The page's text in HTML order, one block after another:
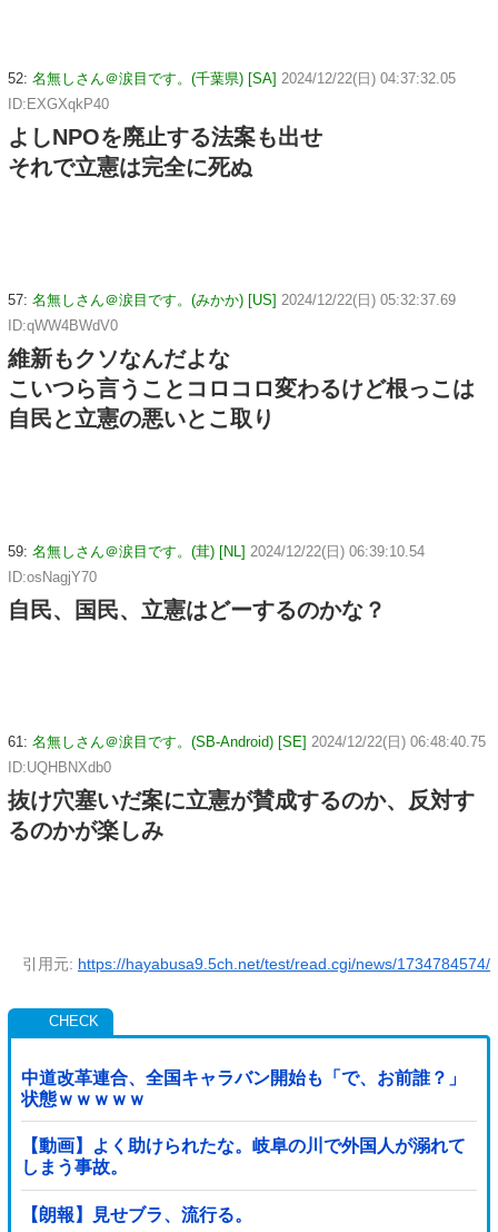
52: 名無しさん＠涙目です。(千葉県) [SA] 2024/12/22(日) 04:37:32.05
ID:EXGXqkP40
よしNPOを廃止する法案も出せ
それで立憲は完全に死ぬ
57: 名無しさん＠涙目です。(みかか) [US] 2024/12/22(日) 05:32:37.69
ID:qWW4BWdV0
維新もクソなんだよな
こいつら言うことコロコロ変わるけど根っこは
自民と立憲の悪いとこ取り
59: 名無しさん＠涙目です。(茸) [NL] 2024/12/22(日) 06:39:10.54
ID:osNagjY70
自民、国民、立憲はどーするのかな？
61: 名無しさん＠涙目です。(SB-Android) [SE] 2024/12/22(日) 06:48:40.75
ID:UQHBNXdb0
抜け穴塞いだ案に立憲が賛成するのか、反対す
るのかが楽しみ
引用元: https://hayabusa9.5ch.net/test/read.cgi/news/1734784574/
中道改革連合、全国キャラバン開始も「で、お前誰？」
状態ｗｗｗｗｗ
【動画】よく助けられたな。岐阜の川で外国人が溺れて
しまう事故。
【朗報】見せブラ、流行る。